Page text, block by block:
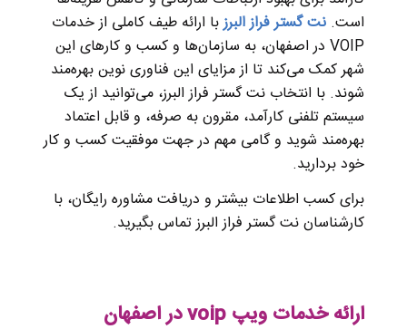
است.نت گستر فراز البرزبا ارائه طیف کاملی از خدمات
VOIP در اصفهان، به سازمان‌ها و کسب و کارهای این
شهر کمک می‌کند تا از مزایای این فناوری نوین بهره‌مند
شوند. با انتخاب نت گستر فراز البرز، می‌توانید از یک
سیستم تلفنی کارآمد، مقرون به صرفه، و قابل اعتماد
بهره‌مند شوید و گامی مهم در جهت موفقیت کسب و کار
خود بردارید.
برای کسب اطلاعات بیشتر و دریافت مشاوره رایگان، با
کارشناسان نت گستر فراز البرز تماس بگیرید.
ارائه خدمات ویپ voip در اصفهان